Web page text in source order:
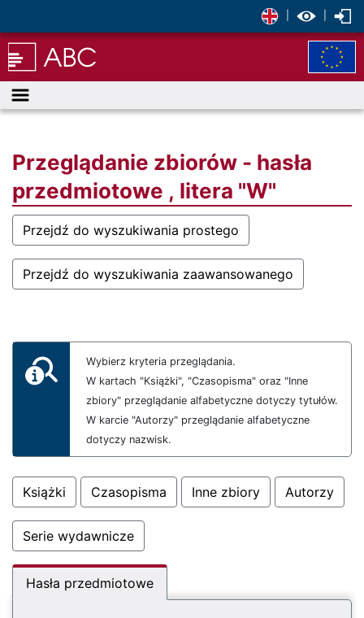
Menu
Przeglądanie zbiorów - hasła
przedmiotowe , litera "W"
Przejdź do wyszukiwania prostego
Przejdź do wyszukiwania zaawansowanego
Wybierz kryteria przeglądania.
W kartach "Książki", "Czasopisma" oraz "Inne
zbiory" przeglądanie alfabetyczne dotyczy tytułów.
W karcie "Autorzy" przeglądanie alfabetyczne
dotyczy nazwisk.
Książki Czasopisma Inne zbiory Autorzy
Serie wydawnicze
Hasła przedmiotowe